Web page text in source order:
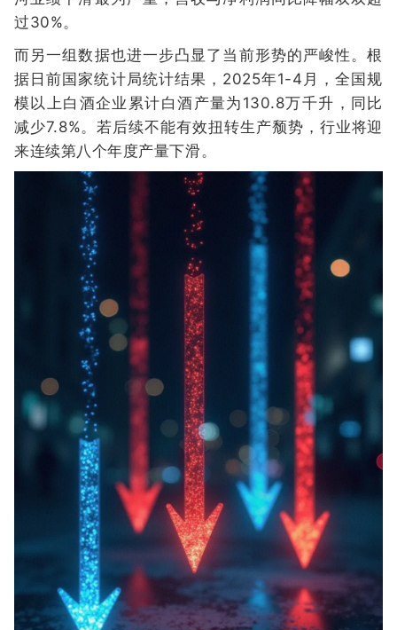
过30%。
而另一组数据也进一步凸显了当前形势的严峻性。根
据日前国家统计局统计结果，2025年1-4月，全国规
模以上白酒企业累计白酒产量为130.8万千升，同比
减少7.8%。若后续不能有效扭转生产颓势，行业将迎
来连续第八个年度产量下滑。